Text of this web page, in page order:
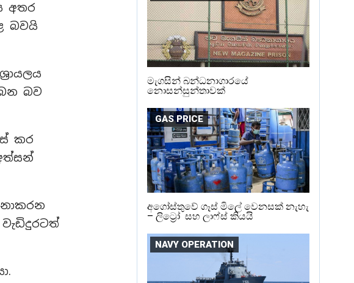
අතර
බවයි
බව
කර
මැගසින් බන්ධනාගාරයේ
නොසන්සුන්තාවක්
GAS PRICE
අගෝස්තුවේ ගෑස් මිලේ වෙනසක් නැහැ
– ලිට්‍රෝ සහ ලාෆ්ස් කියයි
NAVY OPERATION